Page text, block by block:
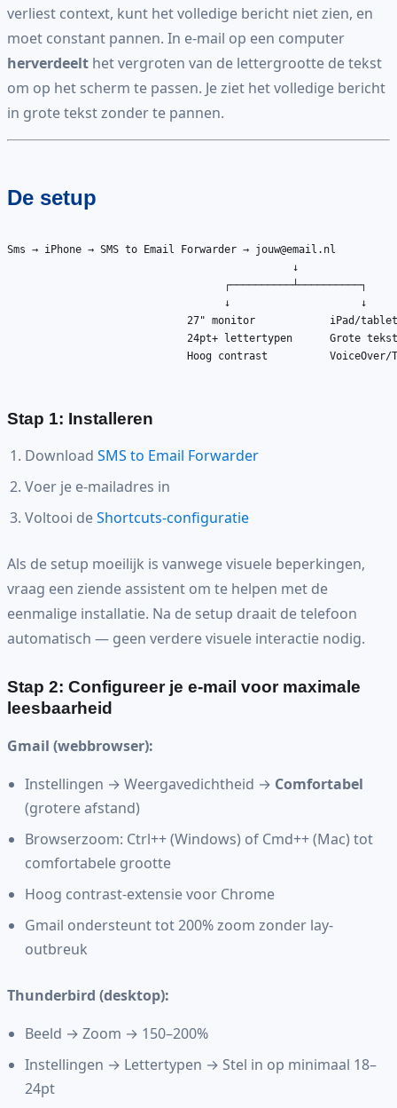
verliest context, kunt het volledige bericht niet zien, en
moet constant pannen. In e-mail op een computer
herverdeelt het vergroten van de lettergrootte de tekst
om op het scherm te passen. Je ziet het volledige bericht
in grote tekst zonder te pannen.
De setup
Sms → iPhone → SMS to Email Forwarder → jouw@email.nl
                                              ↓
                                   ┌──────────┴──────────┐
                                   ↓                     ↓
                             27" monitor            iPad/tablet
24pt+ lettertypen      Grote
Hoog contrast          VoiceOver/
Stap 1: Installeren
Download SMS to Email Forwarder
Voer je e-mailadres in
Voltooi deShortcuts-configuratie
Als de setup moeilijk is vanwege visuele beperkingen,
vraag een ziende assistent om te helpen met de
eenmalige installatie. Na de setup draait de telefoon
automatisch — geen verdere visuele interactie nodig.
Stap 2: Configureer je e-mail voor maximale
leesbaarheid
Gmail (webbrowser):
Instellingen → Weergavedichtheid → Comfortabel
(grotere afstand)
Browserzoom: Ctrl++ (Windows) of Cmd++ (Mac) tot
comfortabele grootte
Hoog contrast-extensie voor Chrome
Gmail ondersteunt tot 200% zoom zonder lay-
outbreuk
Thunderbird (desktop):
Beeld → Zoom → 150–200%
Instellingen → Lettertypen → Stel in op minimaal 18–
24pt